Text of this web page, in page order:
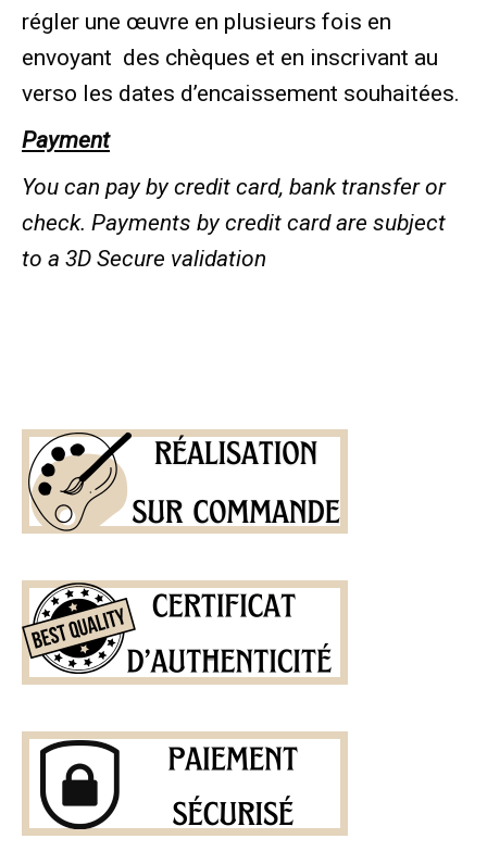
régler une œuvre en plusieurs fois en
envoyant des chèques et en inscrivant au
verso les dates d’encaissement souhaitées.
Payment
You can pay by credit card, bank transfer or
check. Payments by credit card are subject
to a 3D Secure validation